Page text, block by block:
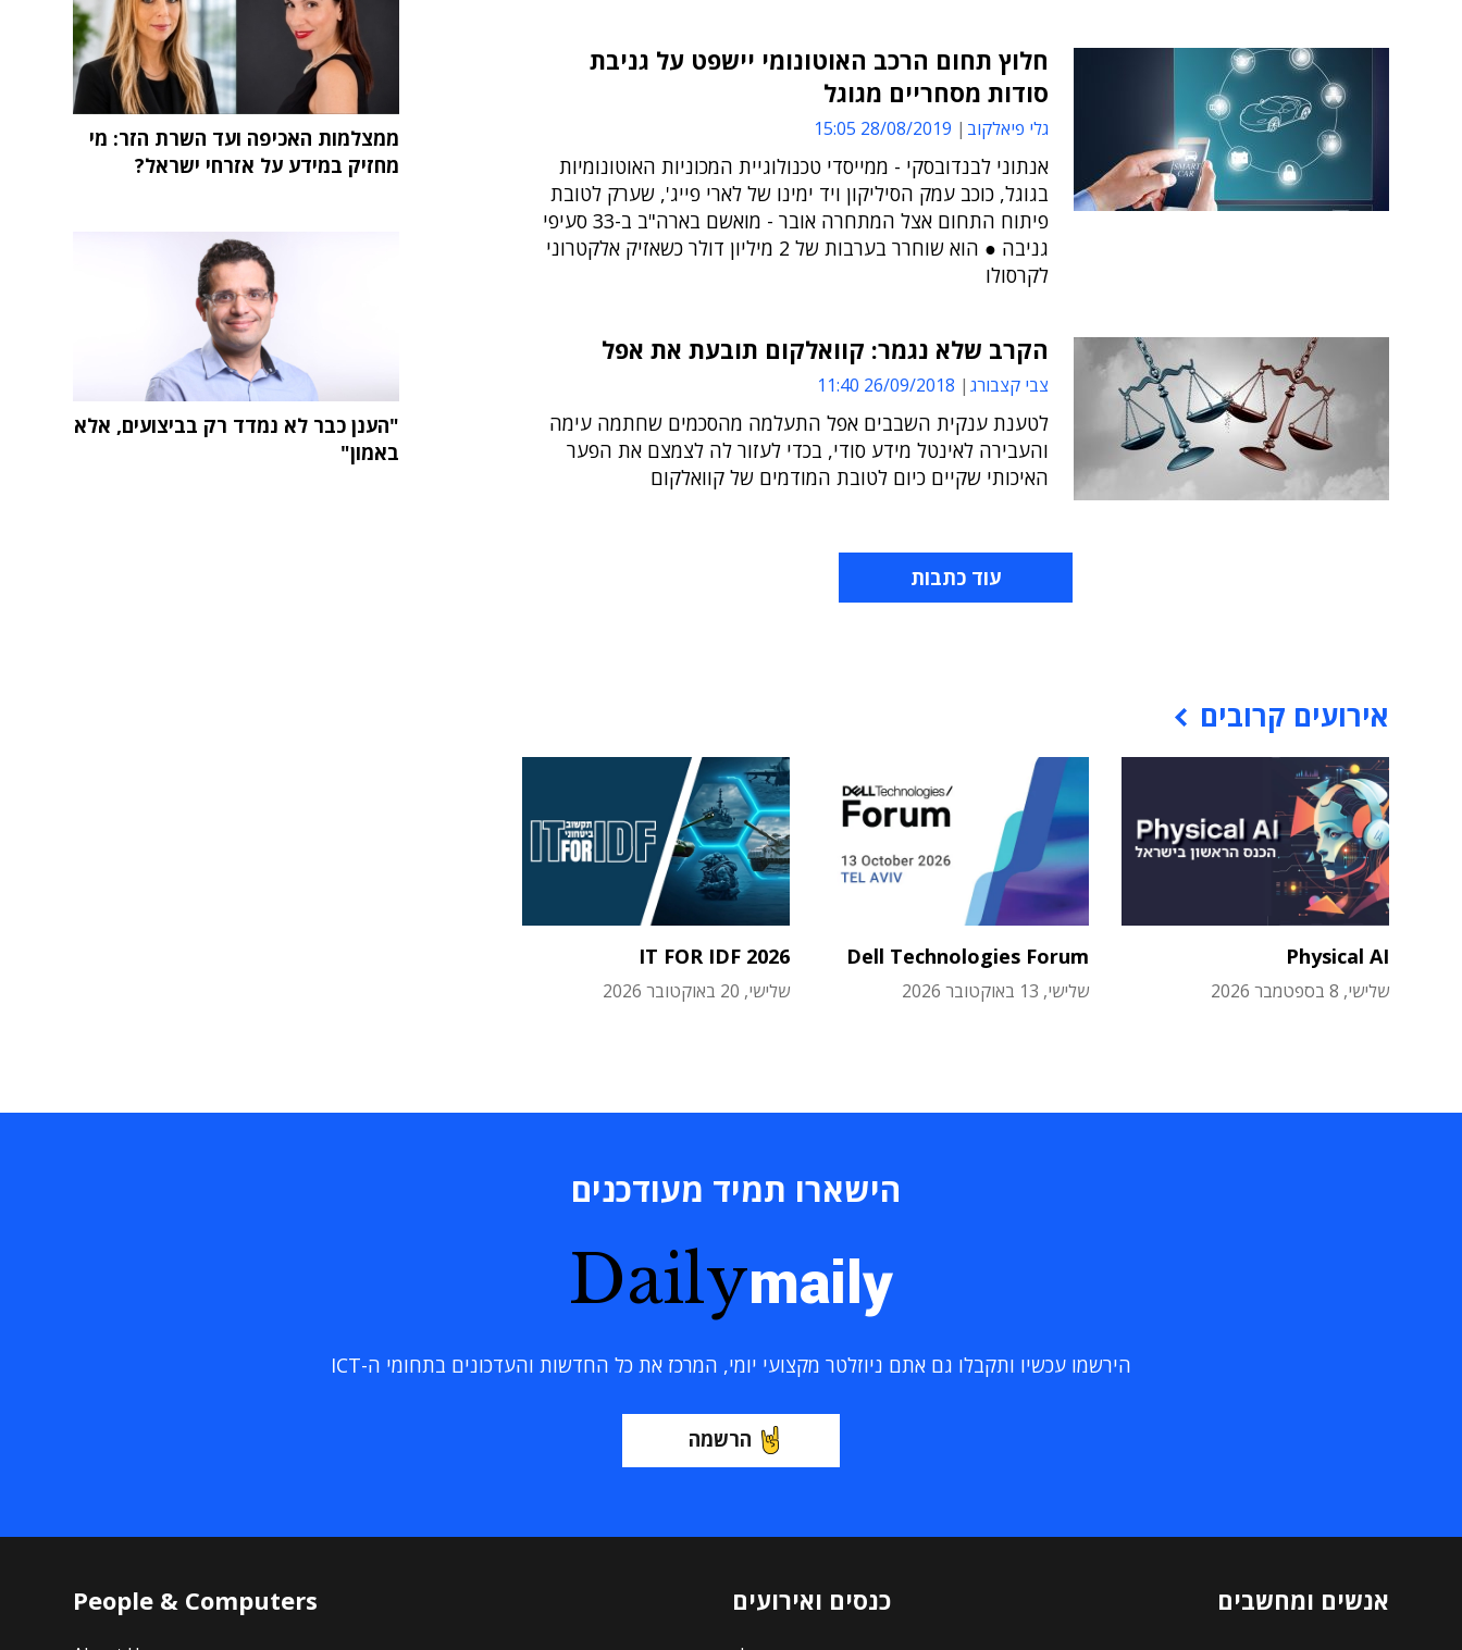
חלוץ תחום הרכב האוטונומי יישפט על גניבת
סודות מסחריים מגוגל
גלי פיאלקוב 28/08/2019 15:05
אנתוני לבנדובסקי - ממייסדי טכנולוגיית המכוניות האוטונומיות
בגוגל, כוכב עמק הסיליקון ויד ימינו של לארי פייג', שערק לטובת
פיתוח התחום אצל המתחרה אובר - מואשם בארה"ב ב-33 סעיפי
גניבה ● הוא שוחרר בערבות של 2 מיליון דולר כשאזיק אלקטרוני
לקרסולו
הקרב שלא נגמר: קוואלקום תובעת את אפל
צבי קצבורג 26/09/2018 11:40
לטענת ענקית השבבים אפל התעלמה מהסכמים שחתמה עימה
והעבירה לאינטל מידע סודי, בכדי לעזור לה לצמצם את הפער
האיכותי שקיים כיום לטובת המודמים של קוואלקום
עוד כתבות
אירועים קרובים
Physical AI
שלישי, 8 בספטמבר 2026
Dell Technologies Forum
שלישי, 13 באוקטובר 2026
IT FOR IDF 2026
שלישי, 20 באוקטובר 2026
ממצלמות האכיפה ועד השרת הזר: מי
מחזיק במידע על אזרחי ישראל?
"הענן כבר לא נמדד רק בביצועים, אלא
באמון"
הישארו תמיד מעודכנים
Dailymaily
הירשמו עכשיו ותקבלו גם אתם ניוזלטר מקצועי יומי, המרכז את כל החדשות והעדכונים בתחומי ה-ICT
הרשמה
אנשים ומחשבים כנסים ואירועים People & Computers